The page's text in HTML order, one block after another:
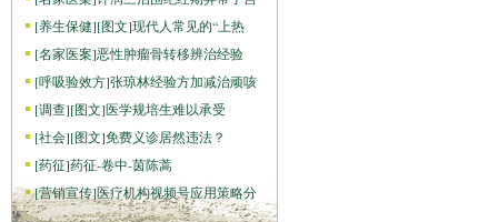
[养生保健][图文]现代人常见的“上热
[名家医案]恶性肿瘤骨转移辨治经验
[呼吸验效方]张琼林经验方加减治顽咳
[调查][图文]医学规培生难以承受
[社会][图文]免费义诊居然违法？
[药征]药征-卷中-茵陈蒿
[营销宣传]医疗机构视频号应用策略分